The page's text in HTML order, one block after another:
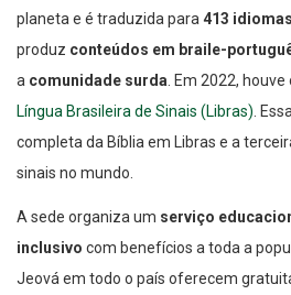
planeta e é traduzida para413 idiomas
produz conteúdos em braile-
a comunidade surda. Em 2022,
Língua Brasileira de Sinais (Libras).
completa da Bíblia em Libras e a
sinais no mundo.
A sede organiza um serviço
inclusivo com benefícios a toda a
Jeová em todo o país oferecem